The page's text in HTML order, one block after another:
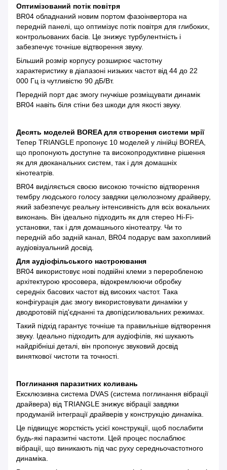
Оптимізований потік повітря
BR04 обладнаний новим портом фазоінвертора на
передній панелі, що оптимізує потік повітря для глибоких,
контрольованих басів. Це знижує турбулентність і
забезпечує точніше відтворення звуку.
Більший розмір корпусу розширює частотну
характеристику в діапазоні низьких частот від 44 до 22
000 Гц із чутливістю 90 дБ/Вт.
Передній порт дає змогу гнучкіше розміщувати динамік
BR04 навіть біля стіни без шкоди для якості звуку.
Десять моделей BOREA для створення системи мрії
Тепер TRIANGLE пропонує 10 моделей у лінійці BOREA,
що пропонують доступне та високопродуктивне рішення
як для двоканальних систем, так і для домашніх
кінотеатрів.
BR04 виділяється своєю високою точністю відтворення
тембру людського голосу завдяки целюлозному драйверу,
який забезпечує реальну інтенсивність для всіх вокальних
виконань. Він ідеально підходить як для стерео Hi-Fi-
установки, так і для домашнього кінотеатру. Чи то
передній або задній канал, BR04 подарує вам захопливий
аудіовізуальний досвід.
Для аудіофільського настроювання
BR04 використовує нові подвійні клеми з переробленою
архітектурою кросовера, відокремлюючи обробку
середніх басових частот від високих частот. Така
конфігурація дає змогу використовувати динаміки у
дводротовій під'єднанні та двопідсилювальних режимах.
Такий підхід гарантує точніше та правильніше відтворення
звуку. Ідеально підходить для аудіофілів, які шукають
найдрібніші деталі, він пропонує звуковий досвід
виняткової чистоти та точності.
Поглинання паразитних коливань
Ексклюзивна система DVAS (система поглинання вібрації
драйвера) від TRIANGLE знижує вібрації завдяки
продуманій інтеграції драйверів у конструкцію динаміка.
Це підвищує жорсткість усієї конструкції, щоб послабити
будь-які паразитні частоти. Цей процес послаблює
вібрації, що виникають під час руху середньочастотного
динаміка.